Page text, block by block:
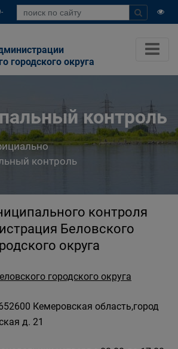
городского округа
контроль
контроль
контроля
Беловского
округа
городского округа
Кемеровская область,город
д. 21